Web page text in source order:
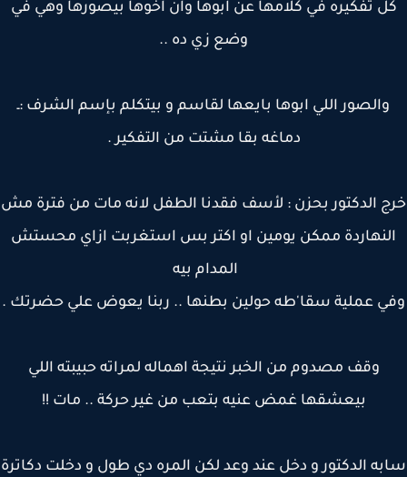
تفكيره في كلامها عن ابوها وان اخوها بيصورها وهي في
وضع زي ده ..
والصور اللي ابوها بايعها لقاسم و بيتكلم بإسم الشرف :ـ
دماغه بقا مشتت من التفكير .
الدكتور بحزن : لأسف فقدنا الطفل لانه مات من فترة مش
ممكن يومين او اكتر بس استغربت ازاي محستش
المدام بيه
عملية سقا'طه حولين بطنها .. ربنا يعوض علي حضرتك .
وقف مصدوم من الخبر نتيجة اهماله لمراته حبيبته اللي
بيعشقها غمض عنيه بتعب من غير حركة .. مات !!
الدكتور و دخل عند وعد لكن المره دي طول و دخلت دكاترة